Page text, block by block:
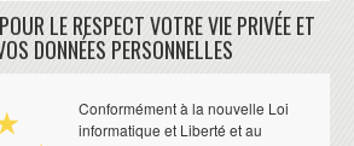
POUR LE RESPECT VOTRE VIE PRIVÉE ET
DONNÉES PERSONNELLES
Conformément à la nouvelle Loi
informatique et Liberté et au